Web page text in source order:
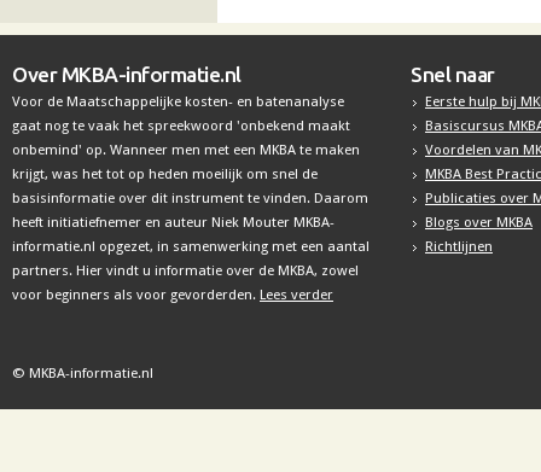
Over MKBA-informatie.nl
Voor de Maatschappelijke kosten- en batenanalyse
gaat nog te vaak het spreekwoord 'onbekend maakt
onbemind' op. Wanneer men met een MKBA te maken
krijgt, was het tot op heden moeilijk om snel de
basisinformatie over dit instrument te vinden. Daarom
heeft initiatiefnemer en auteur Niek Mouter MKBA-
informatie.nl opgezet, in samenwerking met een aantal
partners. Hier vindt u informatie over de MKBA, zowel
voor beginners als voor gevorderden. Lees verder
Snel naar
Eerste hulp bij
Basiscursus
Voordelen van
MKBA Best
Publicaties over
Blogs over MKBA
Richtlijnen
© MKBA-informatie.nl